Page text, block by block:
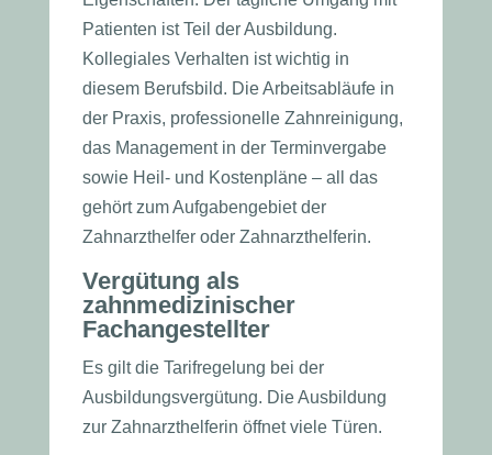
Patienten ist Teil der Ausbildung.
Kollegiales Verhalten ist wichtig in
diesem Berufsbild. Die Arbeitsabläufe in
der Praxis, professionelle Zahnreinigung,
das Management in der Terminvergabe
sowie Heil- und Kostenpläne – all das
gehört zum Aufgabengebiet der
Zahnarzthelfer oder Zahnarzthelferin.
Vergütung als
zahnmedizinischer
Fachangestellter
Es gilt die Tarifregelung bei der
Ausbildungsvergütung. Die Ausbildung
zur Zahnarzthelferin öffnet viele Türen.